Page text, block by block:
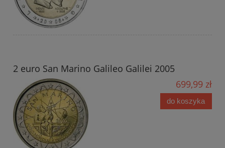
2 euro San Marino Galileo Galilei 2005
699,99 zł
do koszyka